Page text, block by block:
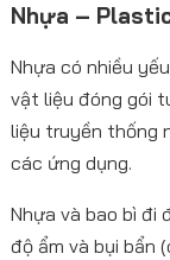
Nhựa –
Nhựa có nhiều
vật liệu đóng gói
liệu truyền thống
các ứng dụng.
Nhựa và bao bì đi
độ ẩm và bụi bẩn